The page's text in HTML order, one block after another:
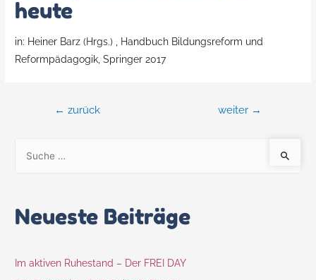
heute
in: Heiner Barz (Hrgs.) , Handbuch Bildungsreform und
Reformpädagogik, Springer 2017
← zurück weiter →
Neueste Beiträge
Im aktiven Ruhestand – Der FREI DAY